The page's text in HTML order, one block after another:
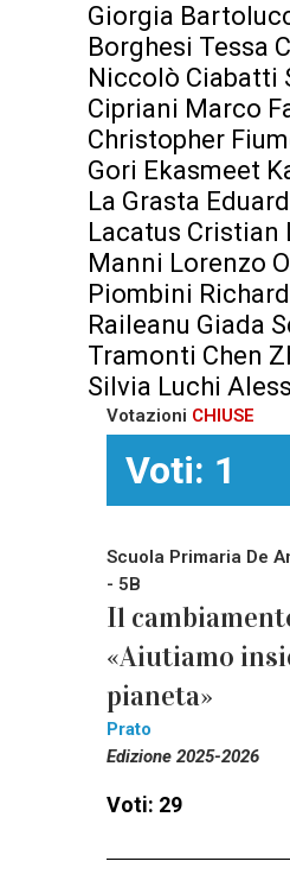
Giorgia
Borghesi Tessa
Niccolò Ciabatti
Cipriani Marco
Christopher
Gori Ekasmeet
La Grasta
Lacatus Cristian
Manni Lorenzo
Piombini
Raileanu Giada
Tramonti Chen
Silvia Luchi
Votazioni CHIUSE
Voti: 1
Scuola Primaria De
- 5B
Il
«Aiutiamo
pianeta»
Prato
Edizione 2025-2026
Voti: 29